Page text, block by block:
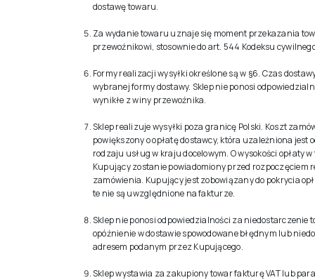
dostawę towaru.
Za wydanie towaru uznaje się moment przekazania
przewoźnikowi, stosownie do art. 544 Kodeksu
Formy realizacji wysyłki określone są w §6. Czas
wybranej formy dostawy. Sklep nie ponosi
wynikłe z winy przewoźnika.
Sklep realizuje wysyłki poza granicę Polski. Koszt
powiększony o opłatę dostawcy, która uzależniona jest
rodzaju usług w kraju docelowym. O wysokości opłaty
Kupujący zostanie powiadomiony przed rozpoczęciem
zamówienia. Kupujący jest zobowiązany do pokrycia
te nie są uwzględnione na fakturze.
Sklep nie ponosi odpowiedzialności za niedostarczenie
opóźnienie w dostawie spowodowane błędnym lub
adresem podanym przez Kupującego.
Sklep wystawia za zakupiony towar fakturę VAT lub